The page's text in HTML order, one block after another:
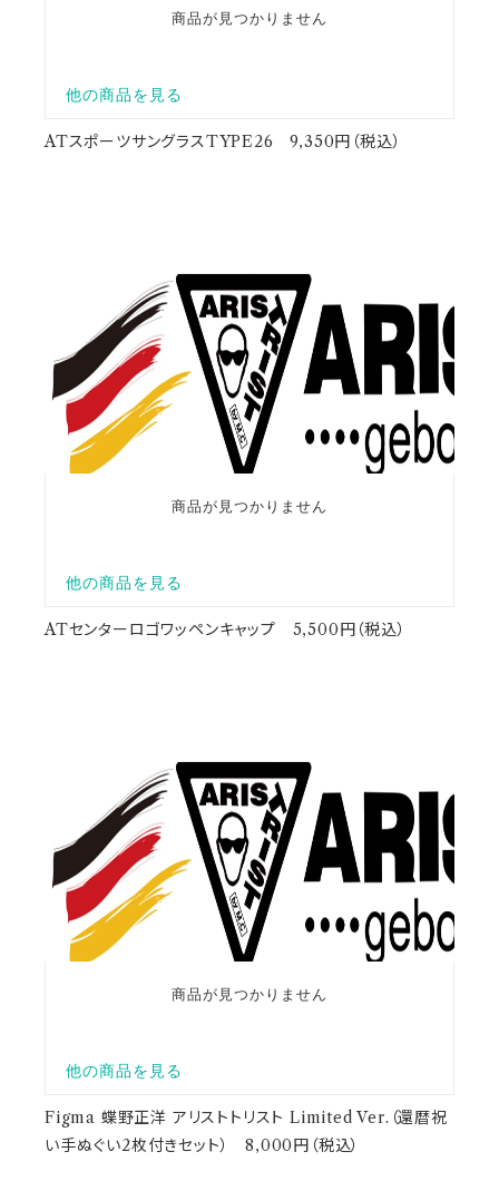
ATスポーツサングラスTYPE26 9,350円（税込）
ATセンターロゴワッペンキャップ 5,500円（税込）
Figma 蝶野正洋 アリストトリスト Limited Ver.（還暦祝
い手ぬぐい2枚付きセット） 8,000円（税込）